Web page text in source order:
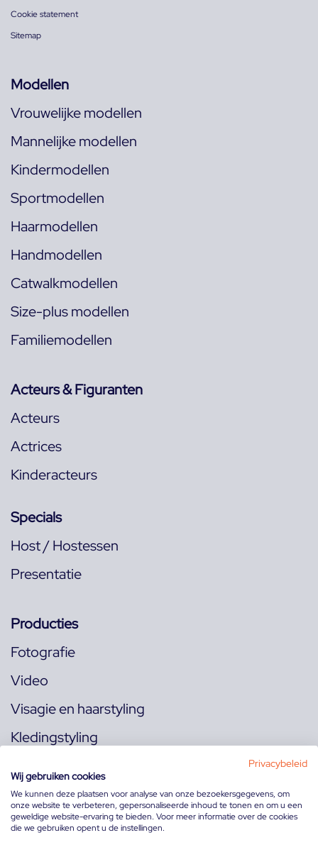
Cookie statement
Sitemap
Modellen
Vrouwelijke modellen
Mannelijke modellen
Kindermodellen
Sportmodellen
Haarmodellen
Handmodellen
Catwalkmodellen
Size-plus modellen
Familiemodellen
Acteurs & Figuranten
Acteurs
Actrices
Kinderacteurs
Specials
Host / Hostessen
Presentatie
Producties
Fotografie
Video
Visagie en haarstyling
Kledingstyling
Volg ons op:
Privacybeleid
Wij gebruiken cookies
We kunnen deze plaatsen voor analyse van onze bezoekersgegevens, om
onze website te verbeteren, gepersonaliseerde inhoud te tonen en om u een
geweldige website-ervaring te bieden. Voor meer informatie over de cookies
die we gebruiken opent u de instellingen.